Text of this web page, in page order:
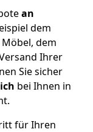
an
dem
dem
Ihrer
Sie sicher
bei Ihnen in
für Ihren